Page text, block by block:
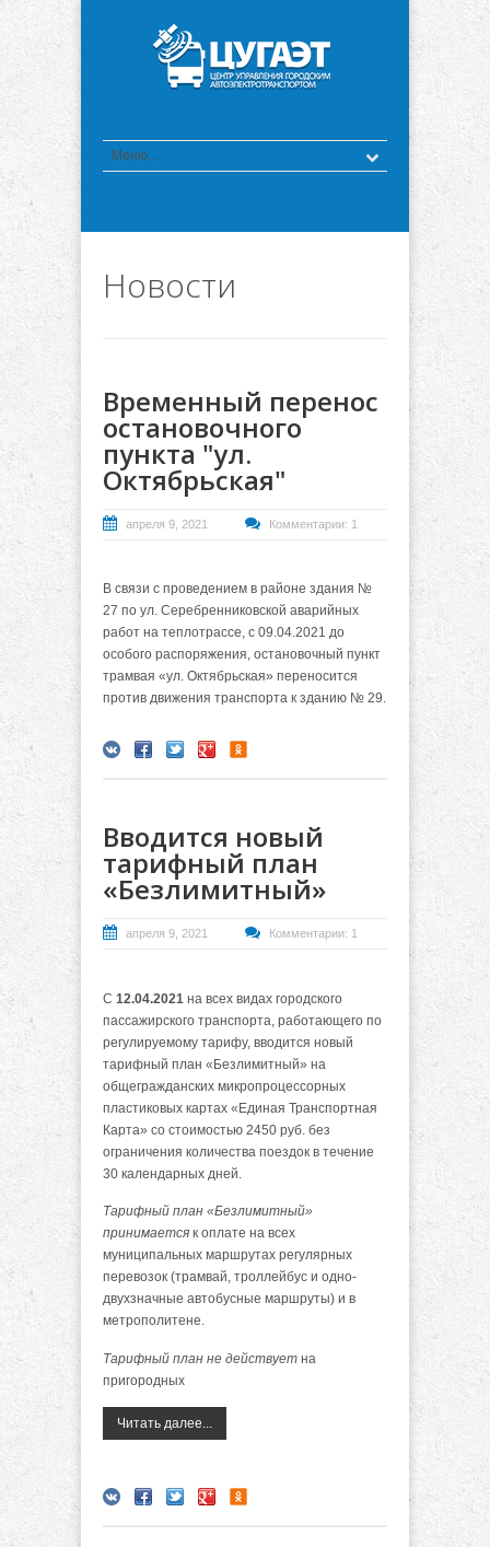
Новости
Временный перенос
остановочного
пункта "ул.
Октябрьская"
апреля 9, 2021 Комментарии: 1
В связи с проведением в районе здания №
27 по ул. Серебренниковской аварийных
работ на теплотрассе, с 09.04.2021 до
особого распоряжения, остановочный пункт
трамвая «ул. Октябрьская» переносится
против движения транспорта к зданию № 29.
Вводится новый
тарифный план
«Безлимитный»
апреля 9, 2021 Комментарии: 1
С 12.04.2021 на всех видах городского
пассажирского транспорта, работающего по
регулируемому тарифу, вводится новый
тарифный план «Безлимитный» на
общегражданских микропроцессорных
пластиковых картах «Единая Транспортная
Карта» со стоимостью 2450 руб. без
ограничения количества поездок в течение
30 календарных дней.
Тарифный план «Безлимитный»
принимается к оплате на всех
муниципальных маршрутах регулярных
перевозок (трамвай, троллейбус и одно-
двухзначные автобусные маршруты) и в
метрополитене.
Тарифный план не действует на
пригородных
Читать далее...